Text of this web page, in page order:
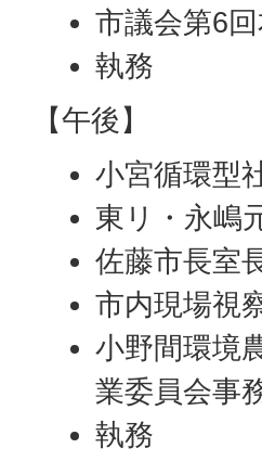
市議会第6
執務
【午後】
小宮循環型
東リ・永嶋
佐藤市長室
市内現場視
小野間環境
業委員会事
執務